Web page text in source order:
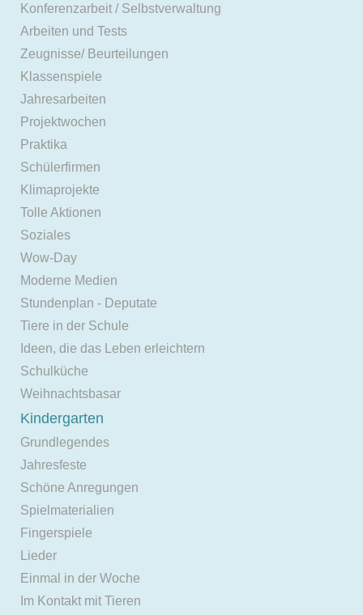
Konferenzarbeit / Selbstverwaltung
Arbeiten und Tests
Zeugnisse/ Beurteilungen
Klassenspiele
Jahresarbeiten
Projektwochen
Praktika
Schülerfirmen
Klimaprojekte
Tolle Aktionen
Soziales
Wow-Day
Moderne Medien
Stundenplan - Deputate
Tiere in der Schule
Ideen, die das Leben erleichtern
Schulküche
Weihnachtsbasar
Kindergarten
Grundlegendes
Jahresfeste
Schöne Anregungen
Spielmaterialien
Fingerspiele
Lieder
Einmal in der Woche
Im Kontakt mit Tieren